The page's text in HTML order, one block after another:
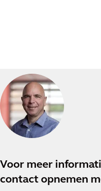
Voor meer
contact opnemen